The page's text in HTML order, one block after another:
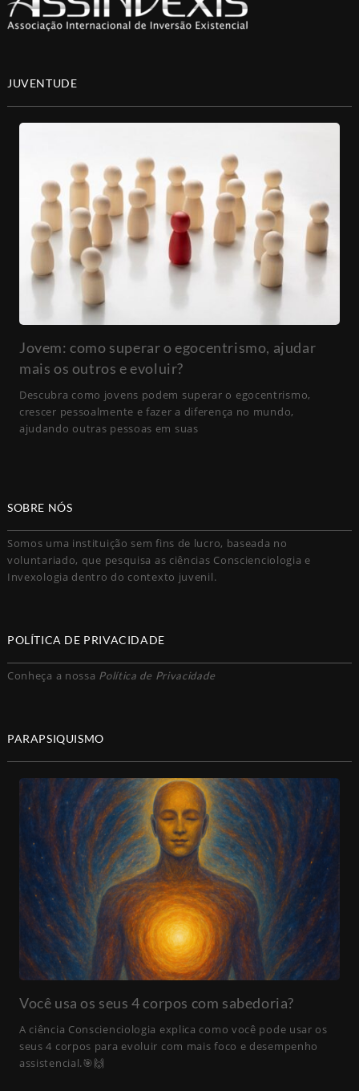
JUVENTUDE
Jovem: como superar o egocentrismo, ajudar
mais os outros e evoluir?
Descubra como jovens podem superar o egocentrismo,
crescer pessoalmente e fazer a diferença no mundo,
ajudando outras pessoas em suas
SOBRE NÓS
Somos uma instituição sem fins de lucro, baseada no
voluntariado, que pesquisa as ciências Conscienciologia e
Invexologia dentro do contexto juvenil.
POLÍTICA DE PRIVACIDADE
Conheça a nossa Política de Privacidade
PARAPSIQUISMO
Você usa os seus 4 corpos com sabedoria?
A ciência Conscienciologia explica como você pode usar os
seus 4 corpos para evoluir com mais foco e desempenho
assistencial.🎯🙌